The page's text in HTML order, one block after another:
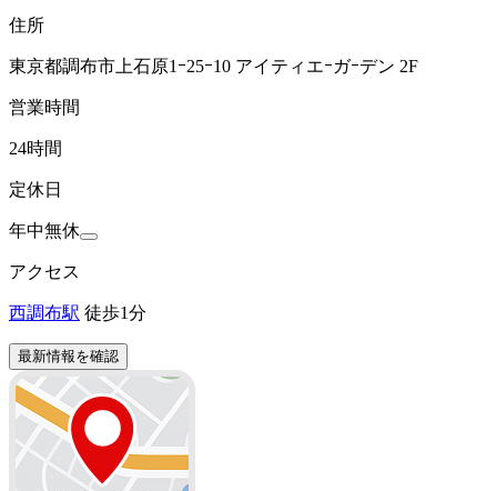
住所
東京都調布市上石原1ｰ25ｰ10 アイティエｰガｰデン 2F
営業時間
24時間
定休日
年中無休
アクセス
西調布駅 徒歩1分
最新情報を確認